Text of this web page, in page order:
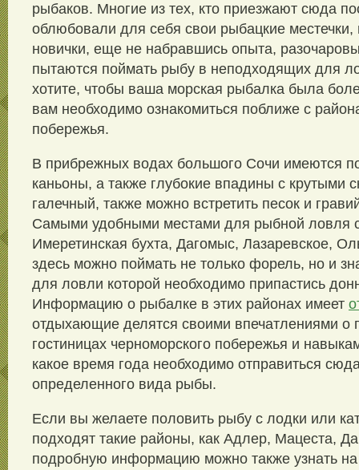
рыбаков. Многие из тех, кто приезжают сюда
облюбовали для себя свои рыбацкие местечки,
новички, еще не набравшись опыта,
пытаются поймать рыбу в неподходящих для
хотите, чтобы ваша морская рыбалка была
вам необходимо ознакомиться поближе с
побережья.
В прибрежных водах большого Сочи имеются
каньоны, а также глубокие впадины с крутыми
галечный, также можно встретить песок и
Самыми удобными местами для рыбной ловля
Имеретинская бухта, Дагомыс, Лазаревское,
здесь можно поймать не только форель, но и
для ловли которой необходимо припастись
Информацию о рыбалке в этих районах имеет
отдыхающие делятся своими впечатлениями о
гостиницах черноморского побережья и
какое время года необходимо отправиться
определенного вида рыбы.
Если вы желаете половить рыбу с лодки или
подходят такие районы, как Адлер, Мацеста,
подробную информацию можно также узнать